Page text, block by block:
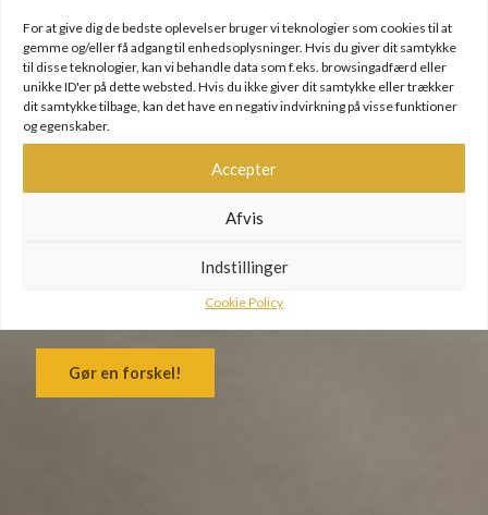
For at give dig de bedste oplevelser bruger vi teknologier som cookies til at
gemme og/eller få adgang til enhedsoplysninger. Hvis du giver dit samtykke
til disse teknologier, kan vi behandle data som f.eks. browsingadfærd eller
unikke ID'er på dette websted. Hvis du ikke giver dit samtykke eller trækker
dit samtykke tilbage, kan det have en negativ indvirkning på visse funktioner
og egenskaber.
Accepter
Afvis
Indstillinger
Cookie Policy
100 % ubeskåret
nødhjælp!
Hjælp børn der
mangler alt
Gør en forskel!